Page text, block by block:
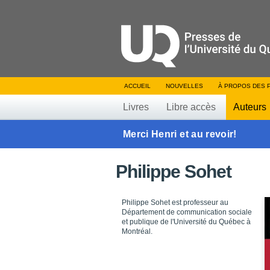
ACCUEIL NOUVELLES À PROPOS DES
Livres Libre accès Auteurs
Merci Henri et au revoir!
Philippe Sohet
Philippe Sohet est professeur au
Département de communication sociale
et publique de l'Université du Québec à
Montréal.